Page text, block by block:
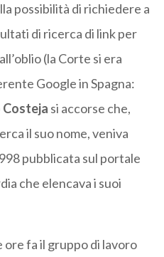
possibilità di richiedere a
di ricerca di link per
(la Corte si era
Google in Spagna:
si accorse che,
il suo nome, veniva
pubblicata sul portale
che elencava i suoi
fa il gruppo di lavoro